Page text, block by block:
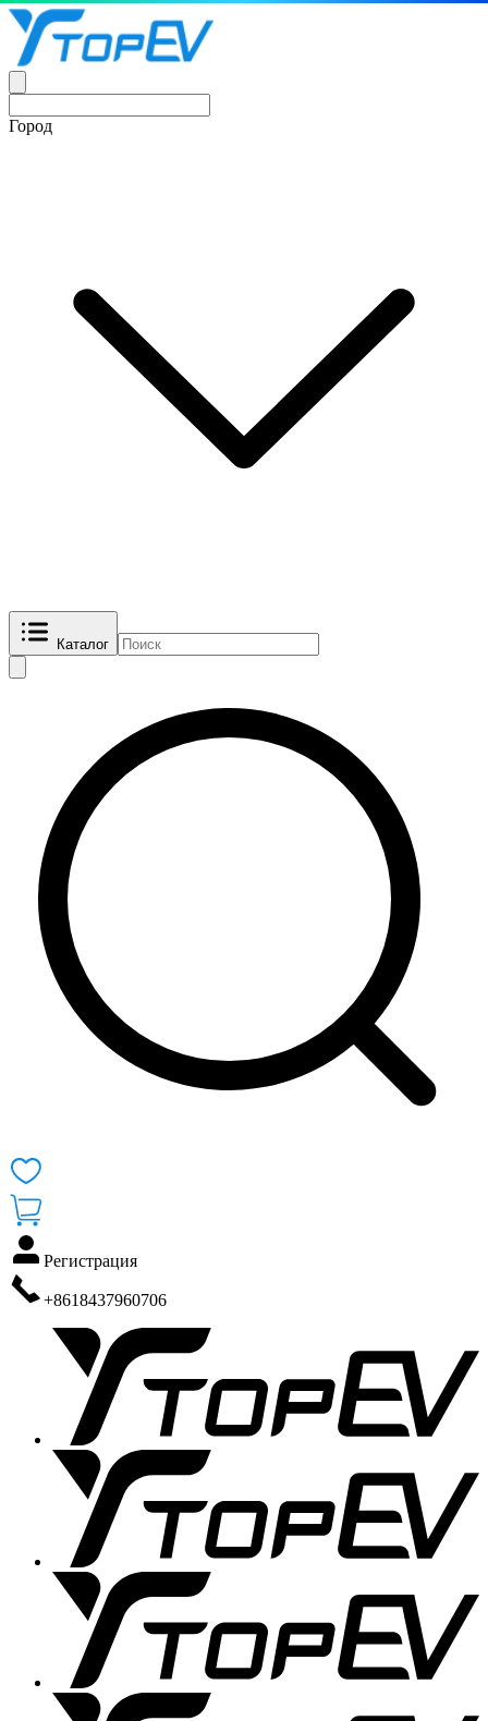
Город
Каталог
Регистрация
+8618437960706